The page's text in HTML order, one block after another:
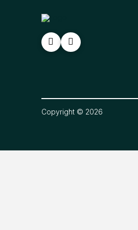
Copyright © 2026